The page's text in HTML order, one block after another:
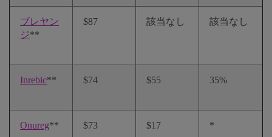
ブレヤン
ジ**
$87 該当なし 該当なし
Inrebic** $74 $55 35%
Onureg** $73 $17 *